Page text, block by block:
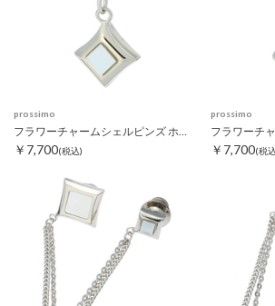
prossimo
￥7,700(税込)
prossimo
￥7,700(税